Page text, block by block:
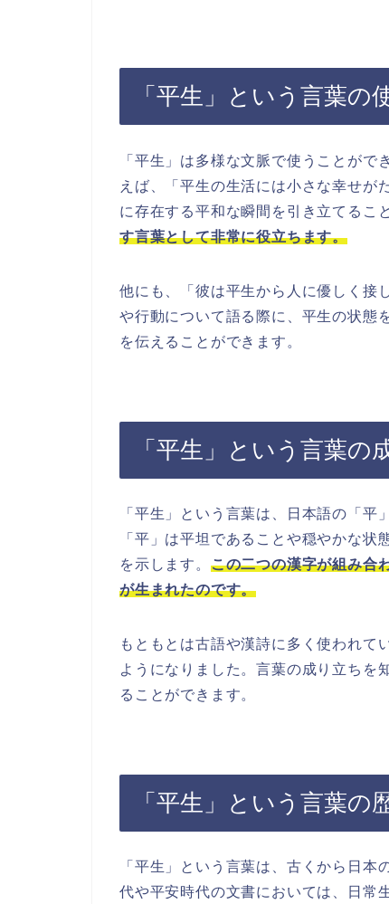
「平生」という言葉の
「平生」は多様な文脈で使うことが
えば、「平生の生活には小さな幸せが
に存在する平和な瞬間を引き立てるこ
す言葉として非常に役立ちます。
他にも、「彼は平生から人に優しく接
や行動について語る際に、平生の状態
を伝えることができます。
「平生」という言葉
「平生」という言葉は、日本語の「平
「平」は平坦であることや穏やかな
を示します。 この二つの漢字が組み合
が生まれたのです。
もともとは古語や漢詩に多く使われて
ようになりました。言葉の成り立ちを
ることができます。
「平生」という言葉の
「平生」という言葉は、古くから日
代や平安時代の文書においては、日常